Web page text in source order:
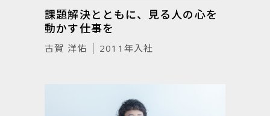
課題解決とともに、見る人の心を
動かす仕事を
古賀 洋佑 2011年入社